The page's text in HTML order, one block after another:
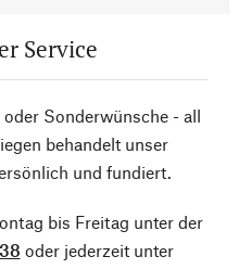
Service
Sonderwünsche - all
behandelt unser
und fundiert.
bis Freitag unter der
oder jederzeit unter